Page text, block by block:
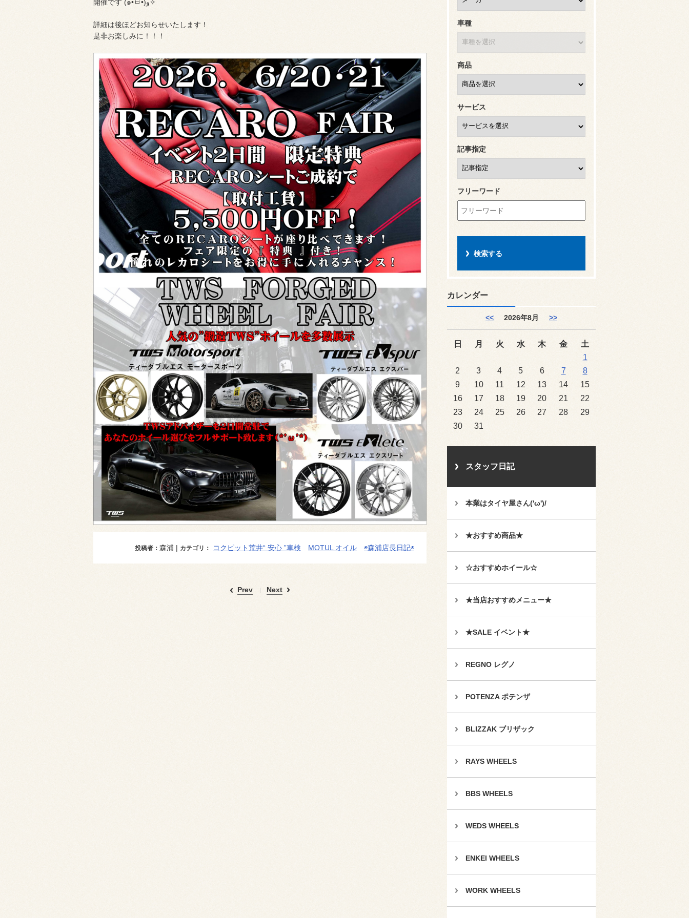
開催です (๑•̀ㅂ•́)و✧
詳細は後ほどお知らせいたします！
是非お楽しみに！！！
投稿者： 森浦 | カテゴリ： コクピット荒井“ 安心 ”車検 MOTUL オイル ◉森浦店長日記◉
Prev Next
車種
商品
サービス
記事指定
フリーワード
カレンダー
<< 2026年8月 >>
日 月 火 水 木 金
土
1
2
3 4 5 6 7
8
9
10 11 12 13 14
15
16
17 18 19 20 21
22
23
24 25 26 27 28
29
30
31
スタッフ日記
本業はタイヤ屋さん('ω')/
★おすすめ商品★
☆おすすめホイール☆
★当店おすすめメニュー★
★SALE イベント★
REGNO レグノ
POTENZA ポテンザ
BLIZZAK ブリザック
RAYS WHEELS
BBS WHEELS
WEDS WHEELS
ENKEI WHEELS
WORK WHEELS